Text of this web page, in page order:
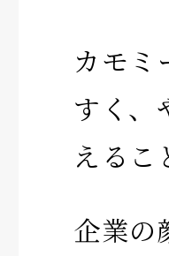
カモミ
すく、
えるこ
企業の